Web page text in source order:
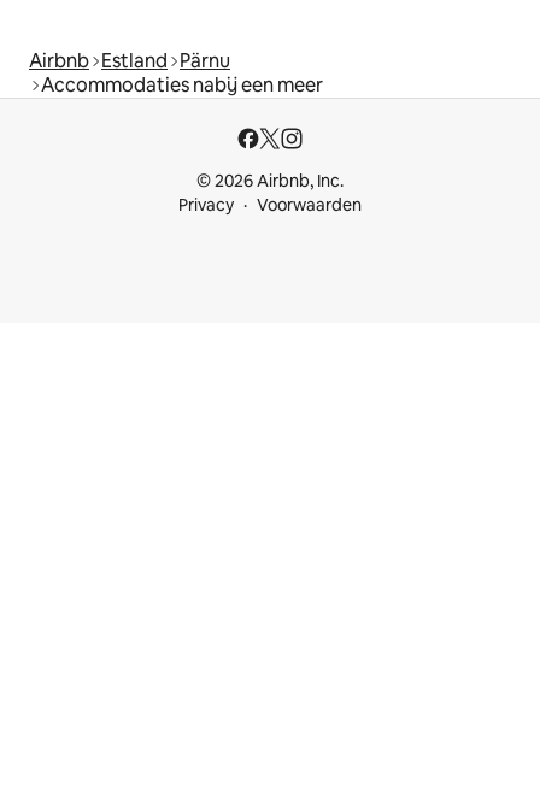
Airbnb Estland Pärnu
Accommodaties nabij een meer
© 2026 Airbnb, Inc.
Privacy
Voorwaarden